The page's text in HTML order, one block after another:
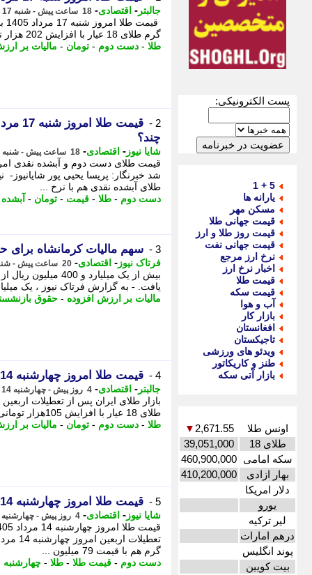
پست الکترونیکی:
5 + 1
یارانه ها
مسکن مهر
قیمت جهانی طلا
قیمت روز طلا و ارز
قیمت جهانی نفت
نرخ ارز مرجع
اخبار نرخ ارز
قیمت طلا
قیمت سکه
آب و هوا
بازار کار
افغانستان
تاجیکستان
ویدئو های ورزشی
طنز و کاریکاتور
بازار آتی سکه
اونس طلا 2,671.55
▼
طلای 18
39,051,000
سکه امامی 460,900,000
بهار ازادی
410,200,000
دلار امریکا
یورو
لیر ترکیه
درهم امارات
پوند انگلیس
بیت کویین
جالبتر - اقتصادی- 18 ساعت پیش - شنبه 17 مرداد 1405، 15:27
گرم طلای 18 عیار با افزایش 202 هزار تومانی با نرخ 18 میلیون و 881 هزار و 300 تومان بفروش میرسد.
طلا - دست دوم - تومان - مالیات بر
2 -
چند؟
شایا نیوز - اقتصادی- 18 ساعت پیش - شنبه 17 مرداد 1405، 15:11
طلای آبشده نقدی هم با نرخ ...
دست دوم - طلا - قیمت - تومان - آبشده
3 - سهم مالیات کرمانشاه
فرتاک نیوز - اقتصادی- 20 ساعت پیش - شنبه 17 مرداد 1405، 13:20
بیش از یک
یافت. - به گزارش فرتاک نیوز ، یک میلیارد و 417 میلیون ریال از محل وصولی
مالیات بر ارزش افزوده - حقوق
4 - قیمت طلا امروز چهارشنبه 14 مرداد 1405
جالبتر - اقتصادی- 4 روز پیش - چهارشنبه 14 مرداد 1405، 16:17
طلای 18 عیار با افزایش 105هزار تومانی با رقم 18 میلیون و 417 هزار و 300 تومان معامله میشود.
طلا - دست دوم - تومان - مالیات بر
5 - قیمت طلا امروز چهارشنبه 14 مرداد 1405
شایا نیوز - اقتصادی- 4 روز پیش - چهارشنبه 14 مرداد 1405، 15:56
گرم هم با قیمت 79 میلیون ...
دست دوم - قیمت طلا - طلا - چهارشنبه